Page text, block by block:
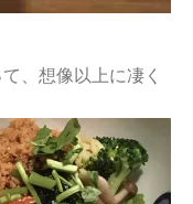
、想像以上に凄く